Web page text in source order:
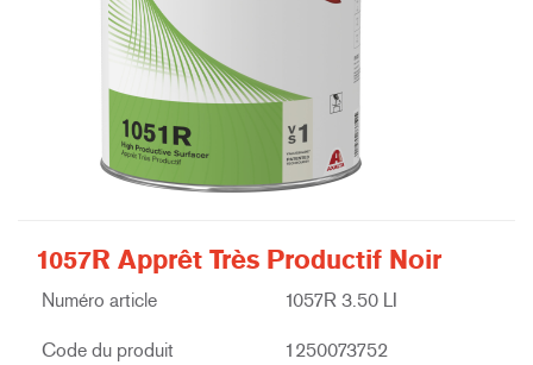
1057R Apprêt Très Productif Noir
Numéro article 1057R 3.50 LI
Code du produit 1250073752